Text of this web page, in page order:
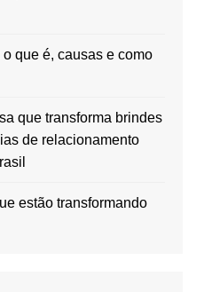
que é, causas e como
que transforma brindes
de relacionamento
estão transformando